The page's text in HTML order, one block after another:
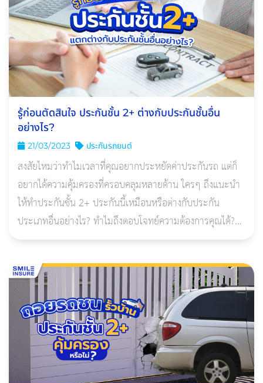
รู้ก่อนตัดสินใจ ประกันชั้น 2+ ต่างกับประกันชั้นอื่น
อย่างไร?
21/03/2023 ประกันรถยนต์
สงสัยไหมว่าทำไมเวลาที่คุณอยากประหยัดค่าประกันรถ แต่ก็
อยากได้ความคุ้มครองที่ครอบคลุมหลายด้าน ใครๆ ถึงแนะนำ
ให้ทำประกันชั้น 2+ ประกันนี้เหมือนหรือต่างกับประกัน
ประเภทอื่นอย่างไร? ทำไมถึงตอบโจทย์ความต้องการคุณได้?
บทความนี้มีคําตอบ